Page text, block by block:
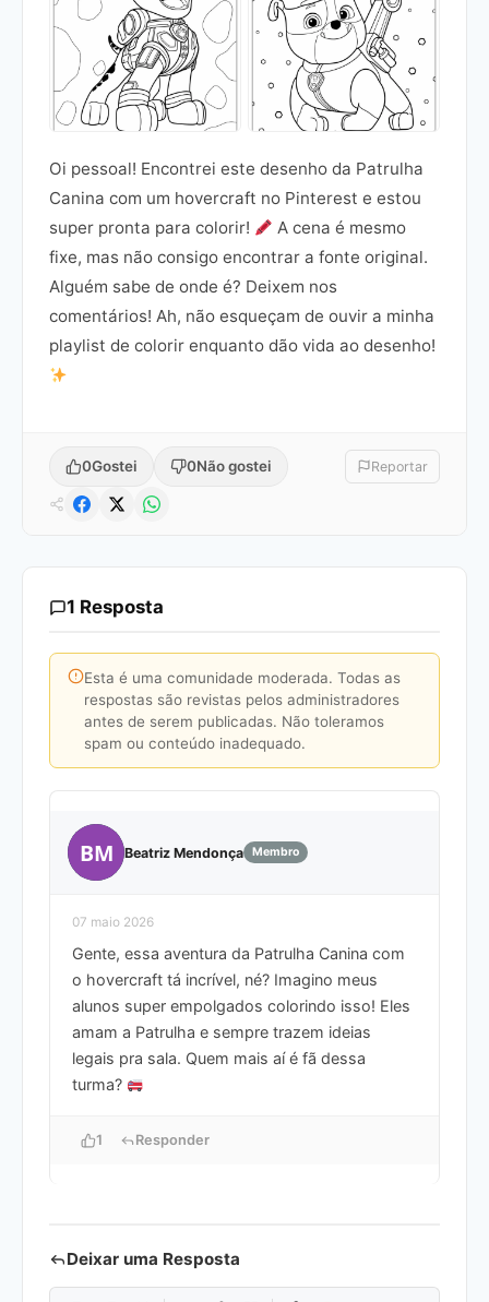
Oi pessoal! Encontrei este desenho da Patrulha
Canina com um hovercraft no Pinterest e estou
super pronta para colorir!
A cena é mesmo
fixe, mas não consigo encontrar a fonte original.
Alguém sabe de onde é? Deixem nos
comentários! Ah, não esqueçam de ouvir a minha
playlist de colorir enquanto dão vida ao desenho!
0Gostei 0Não gostei Reportar
1 Resposta
Esta é uma comunidade moderada. Todas as
respostas são revistas pelos administradores
antes de serem publicadas. Não toleramos
spam ou conteúdo inadequado.
BM Beatriz Mendonça Membro
07 maio 2026
Gente, essa aventura da Patrulha Canina com
o hovercraft tá incrível, né? Imagino meus
alunos super empolgados colorindo isso! Eles
amam a Patrulha e sempre trazem ideias
legais pra sala. Quem mais aí é fã dessa
turma?
1 Responder
Deixar uma Resposta